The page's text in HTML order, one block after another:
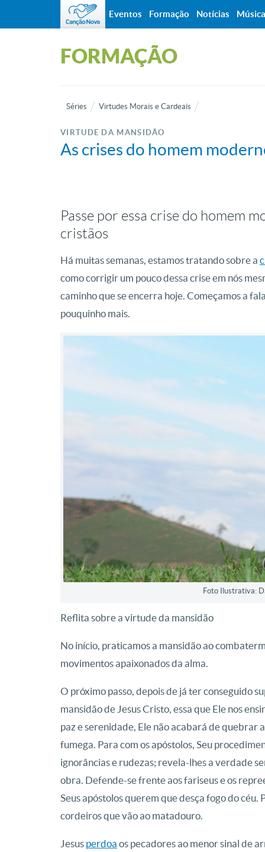
FORMAÇÃO
Séries Virtudes Morais e Cardeais
VIRTUDE DA MANSIDÃO
As crises do homem
Passe por essa crise do homem
cristãos
Há muitas semanas, estamos tratando sobre a
como corrigir um pouco dessa crise em nós
caminho que se encerra hoje. Começamos a
pouquinho mais.
Foto Ilustrativa:
Reflita sobre a virtude da mansidão
No início, praticamos a mansidão ao
movimentos apaixonados da alma.
O próximo passo, depois de já ter conseguido
mansidão de Jesus Cristo, essa que Ele nos
paz e serenidade, Ele não acabará de quebrar
fumega. Para com os apóstolos, Seu
ignorâncias e rudezas; revela-lhes a verdade
obra. Defende-se frente aos fariseus e os
Seus apóstolos querem que desça fogo do céu.
cordeiros que vão ao matadouro.
Jesus perdoa os pecadores ao menor sinal de
Eventos Formação Notícias Música